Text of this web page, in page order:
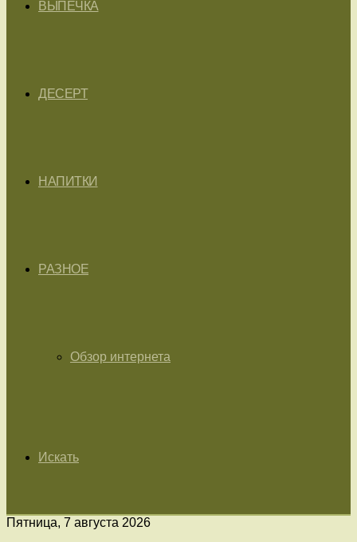
ВЫПЕЧКА
ДЕСЕРТ
НАПИТКИ
РАЗНОЕ
Обзор интернета
Искать
Пятница, 7 августа 2026